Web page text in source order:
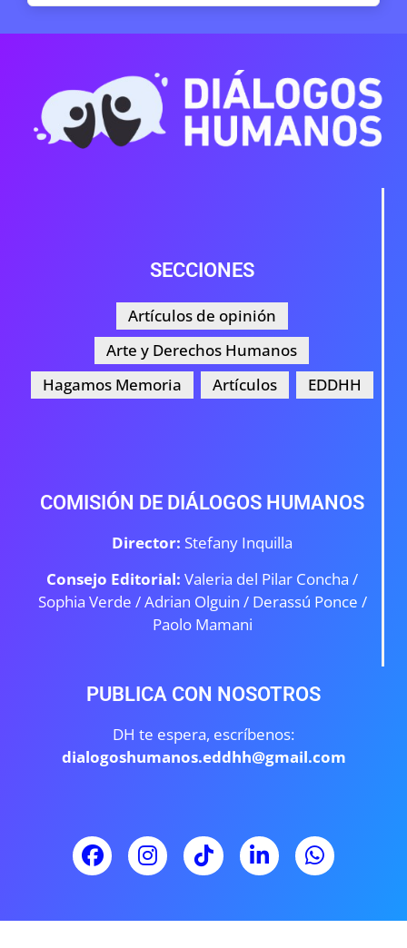
SECCIONES
Artículos de opinión
Arte y Derechos Humanos
Hagamos Memoria
Artículos EDDHH
COMISIÓN DE DIÁLOGOS HUMANOS
Director: Stefany Inquilla
Consejo Editorial: Valeria del Pilar Concha /
Sophia Verde /Adrian Olguin / Derassú Ponce /
Paolo Mamani
PUBLICA CON NOSOTROS
DH te espera, escríbenos:
dialogoshumanos.eddhh@gmail.com